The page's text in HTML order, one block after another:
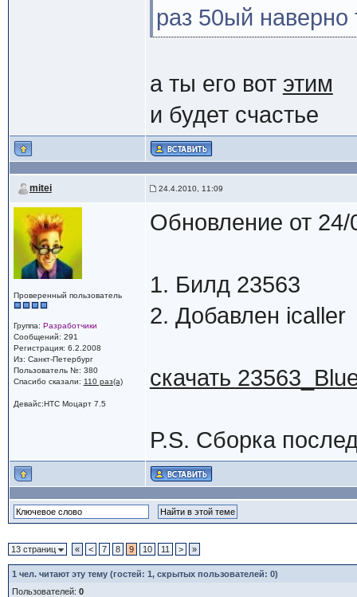
раз 50ый наверно
а ты его вот этим
и будет счастье
mitei 24.4.2010, 11:09
Проверенный пользователь
Группа: Разработчики
Сообщений: 291
Регистрация: 6.2.2008
Из: Санкт-Петербург
Пользователь №: 380
Спасибо сказали: 110 раз(а)
Девайс:HTC Моцарт 7.5
Обновление от 24/
1. Билд 23563
2. Добавлен icaller
скачать
P.S. Сборка
13 страниц « < 7 8 9 10 11 > »
1 чел. читают эту тему (гостей: 1, скрытых пользователей: 0)
Пользователей: 0